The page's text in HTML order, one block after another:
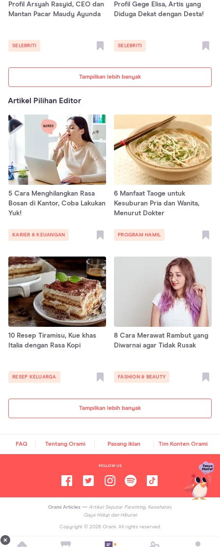
Tampilkan lebih banyak
Profil Arsyah Rasyid, CEO dan
Mantan Pacar Maudy Ayunda
SELEBRITI
Profil Gege Elisa, Artis yang
Diduga Dekat dengan Desta!
SELEBRITI
Artikel Pilihan Editor
Tampilkan lebih banyak
5 Cara Menghilangkan Rasa
Bosan di Kantor, Coba Lakukan
Yuk!
KARIER & KEUANGAN
6 Manfaat Taoge untuk
Kesuburan Pria dan Wanita,
Menurut Dokter
PROGRAM HAMIL
10 Resep Tiramisu, Kue khas
Italia dengan Rasa Kopi
RESEP KELUARGA
8 Cara Merawat Rambut yang
Diwarnai agar Tidak Rusak
FASHION & BEAUTY
FAQ Tentang Orami Pasang iklan Tim Konten Orami
FOLLOW US
Orami Articles — Artikel Seputar Parenting, Kesehatan,
Gaya Hidup dan Hiburan
Copyright © 2026Orami. All rights reserved.